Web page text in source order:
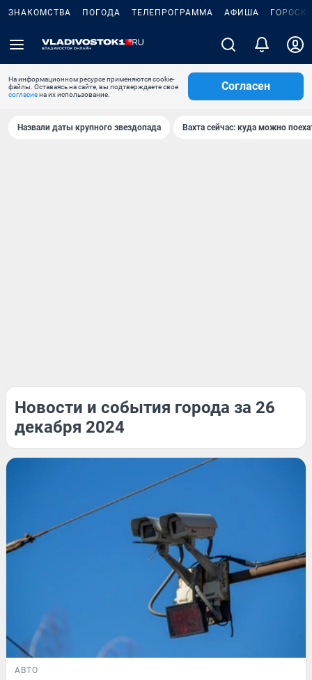
ЗНАКОМСТВА ПОГОДА ТЕЛЕПРОГРАММА АФИША
На информационном ресурсе применяются cookie-
файлы. Оставаясь на сайте, вы подтверждаете свое
согласиена их использование.
Согласен
Назвали даты крупного звездопада Вахта сейчас: куда можно
Новости и события города за 26
декабря 2024
АВТО